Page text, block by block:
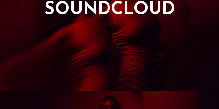
SOUNDCLOUD